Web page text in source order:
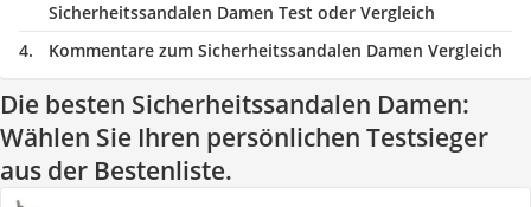
Sicherheitssandalen Damen Test oder Vergleich
Kommentare zum Sicherheitssandalen Damen Vergleich
Die besten Sicherheitssandalen Damen:
Wählen Sie Ihren persönlichen Testsieger
aus der Bestenliste.